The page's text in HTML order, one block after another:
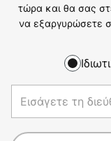
τώρα και θα σας
να εξαργυρώσετε